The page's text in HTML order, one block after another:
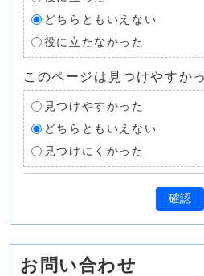
どちらともいえない
役に立たなかった
このページは見つけやすか
見つけやすかった
どちらともいえない
見つけにくかった
確認
お問い合わせ